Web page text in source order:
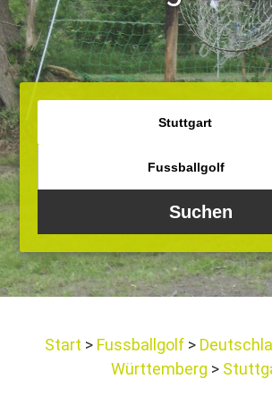
Start Fussballgolf
Württemberg